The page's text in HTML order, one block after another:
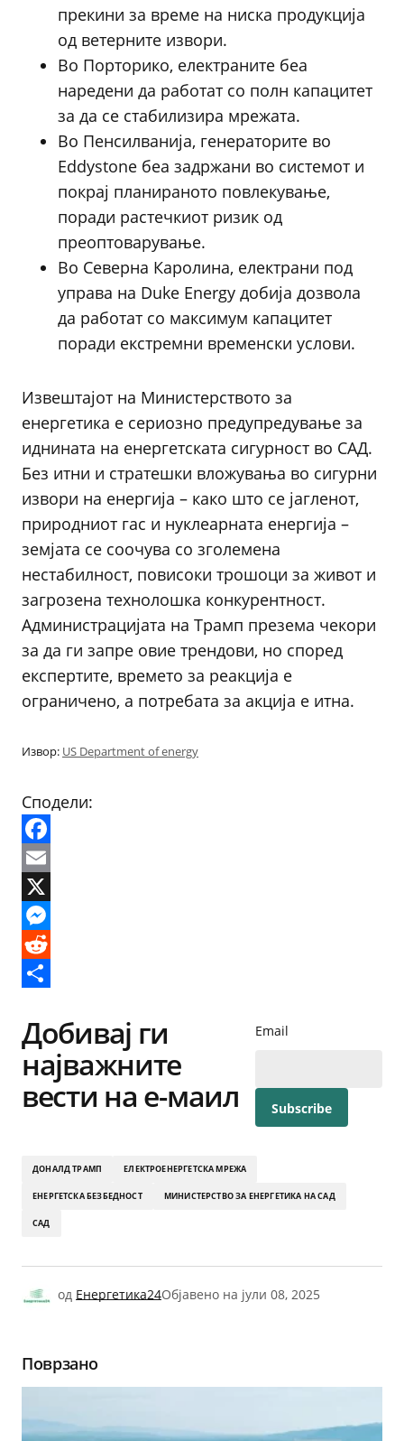
прекини за време на ниска продукција
од ветерните извори.
Во Порторико, електраните беа
наредени да работат со полн капацитет
за да се стабилизира мрежата.
Во Пенсилванија, генераторите во
Eddystone беа задржани во системот и
покрај планираното повлекување,
поради растечкиот ризик од
преоптоварување.
Во Северна Каролина, електрани под
управа на Duke Energy добија дозвола
да работат со максимум капацитет
поради екстремни временски услови.
Извештајот на Министерството за
енергетика е сериозно предупредување за
иднината на енергетската сигурност во САД.
Без итни и стратешки вложувања во сигурни
извори на енергија – како што се јагленот,
природниот гас и нуклеарната енергија –
земјата се соочува со зголемена
нестабилност, повисоки трошоци за живот и
загрозена технолошка конкурентност.
Администрацијата на Трамп презема чекори
за да ги запре овие трендови, но според
експертите, времето за реакција е
ограничено, а потребата за акција е итна.
Извор: US Department of energy
Сподели:
Facebook
Email
X
Messenger
Reddit
Добивај ги
најважните
вести на е-маил
Email
ДОНАЛД ТРАМП ЕЛЕКТРОЕНЕРГЕТСКА МРЕЖА
ЕНЕРГЕТСКА БЕЗБЕДНОСТ МИНИСТЕРСТВО ЗА ЕНЕРГЕТИКА НА САД
САД
од Енергетика24Објавено на јули 08, 2025
Поврзано